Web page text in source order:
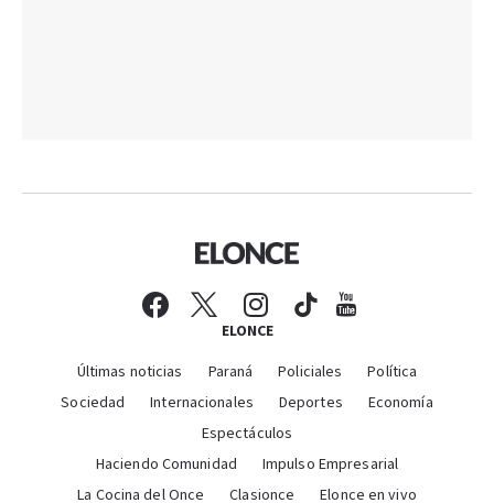
ELONCE
Últimas noticias Paraná Policiales
Política
Sociedad
Internacionales Deportes
Economía
Espectáculos
Haciendo Comunidad
Impulso Empresarial
La Cocina del Once
Clasionce Elonce en vivo